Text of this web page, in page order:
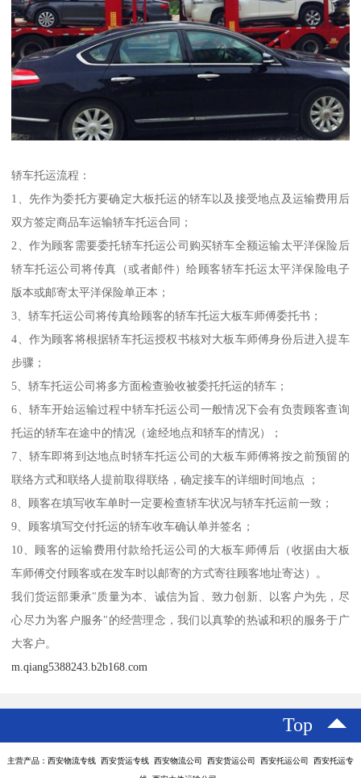
轿车托运流程：
1、先作为委托方要确定大板托运的轿车以及接受地点及运输费用后
双方签定商品车运输轿车托运合同；
2、作为顾客需要委托轿车托运公司购买轿车全额运输太平洋保险后
轿车托运公司将传真（或者邮件）给顾客轿车托运太平洋保险电子
版本或邮寄太平洋保险单正本；
3、轿车托运公司将传真给顾客的轿车托运大板车师傅委托书；
4、作为顾客将根据轿车托运授权书核对大板车师傅身份后进入提车
步骤；
5、轿车托运公司将多方面检查验收被委托托运的轿车；
6、轿车开始运输过程中轿车托运公司一般情况下会有负责顾客查询
托运的轿车在途中的情况（途经地点和轿车的情况）；
7、轿车即将到达地点时轿车托运公司的大板车师傅将按之前预留的
联络方式和联络人提前取得联络，确定接车的详细时间地点 ；
8、顾客在填写收车单时一定要检查轿车状况与轿车托运前一致；
9、顾客填写交付托运的轿车收车确认单并签名；
10、顾客的运输费用付款给托运公司的大板车师傅后（收据由大板
车师傅交付顾客或在发车时以邮寄的方式寄往顾客地址寄达）。
我们货运部秉承"质量为本、诚信为旨、致力创新、以客户为先，尽
心尽力为客户服务"的经营理念，我们以真挚的热诚和积的服务于广
大客户。
m.qiang5388243.b2b168.com
Top
主营产品：西安物流专线 西安货运专线 西安物流公司 西安货运公司 西安托运公司 西安托运专